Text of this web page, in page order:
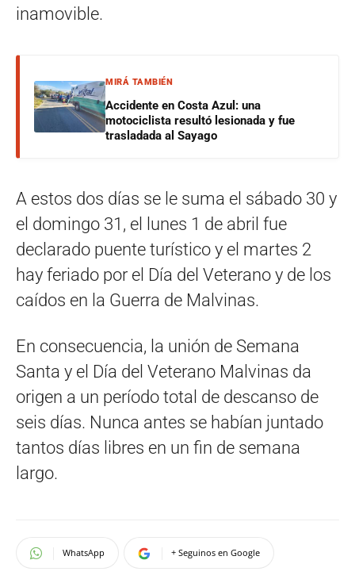
inamovible.
MIRÁ TAMBIÉN
Accidente en Costa Azul: una
motociclista resultó lesionada y fue
trasladada al Sayago
A estos dos días se le suma el sábado 30 y
el domingo 31, el lunes 1 de abril fue
declarado puente turístico y el martes 2
hay feriado por el Día del Veterano y de los
caídos en la Guerra de Malvinas.
En consecuencia, la unión de Semana
Santa y el Día del Veterano Malvinas da
origen a un período total de descanso de
seis días. Nunca antes se habían juntado
tantos días libres en un fin de semana
largo.
WhatsApp + Seguinos en Google